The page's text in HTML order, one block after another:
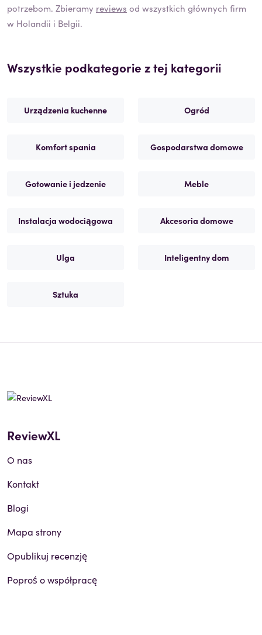
potrzebom. Zbieramy reviews od wszystkich głównych firm
w Holandii i Belgii.
Wszystkie podkategorie z tej kategorii
Urządzenia kuchenne Ogród
Komfort spania Gospodarstwa domowe
Gotowanie i jedzenie Meble
Instalacja wodociągowa Akcesoria domowe
Ulga Inteligentny dom
Sztuka
ReviewXL
O nas
Kontakt
Blogi
Mapa strony
Opublikuj recenzję
Poproś o współpracę